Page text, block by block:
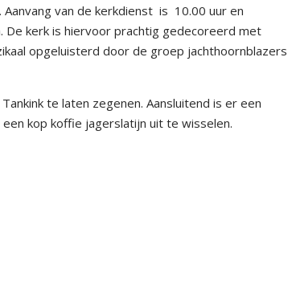
van de kerkdienst is 10.00 uur en
kerk is hiervoor prachtig gedecoreerd met
opgeluisterd door de groep jachthoornblazers
te laten zegenen. Aansluitend is er een
kop koffie jagerslatijn uit te wisselen.